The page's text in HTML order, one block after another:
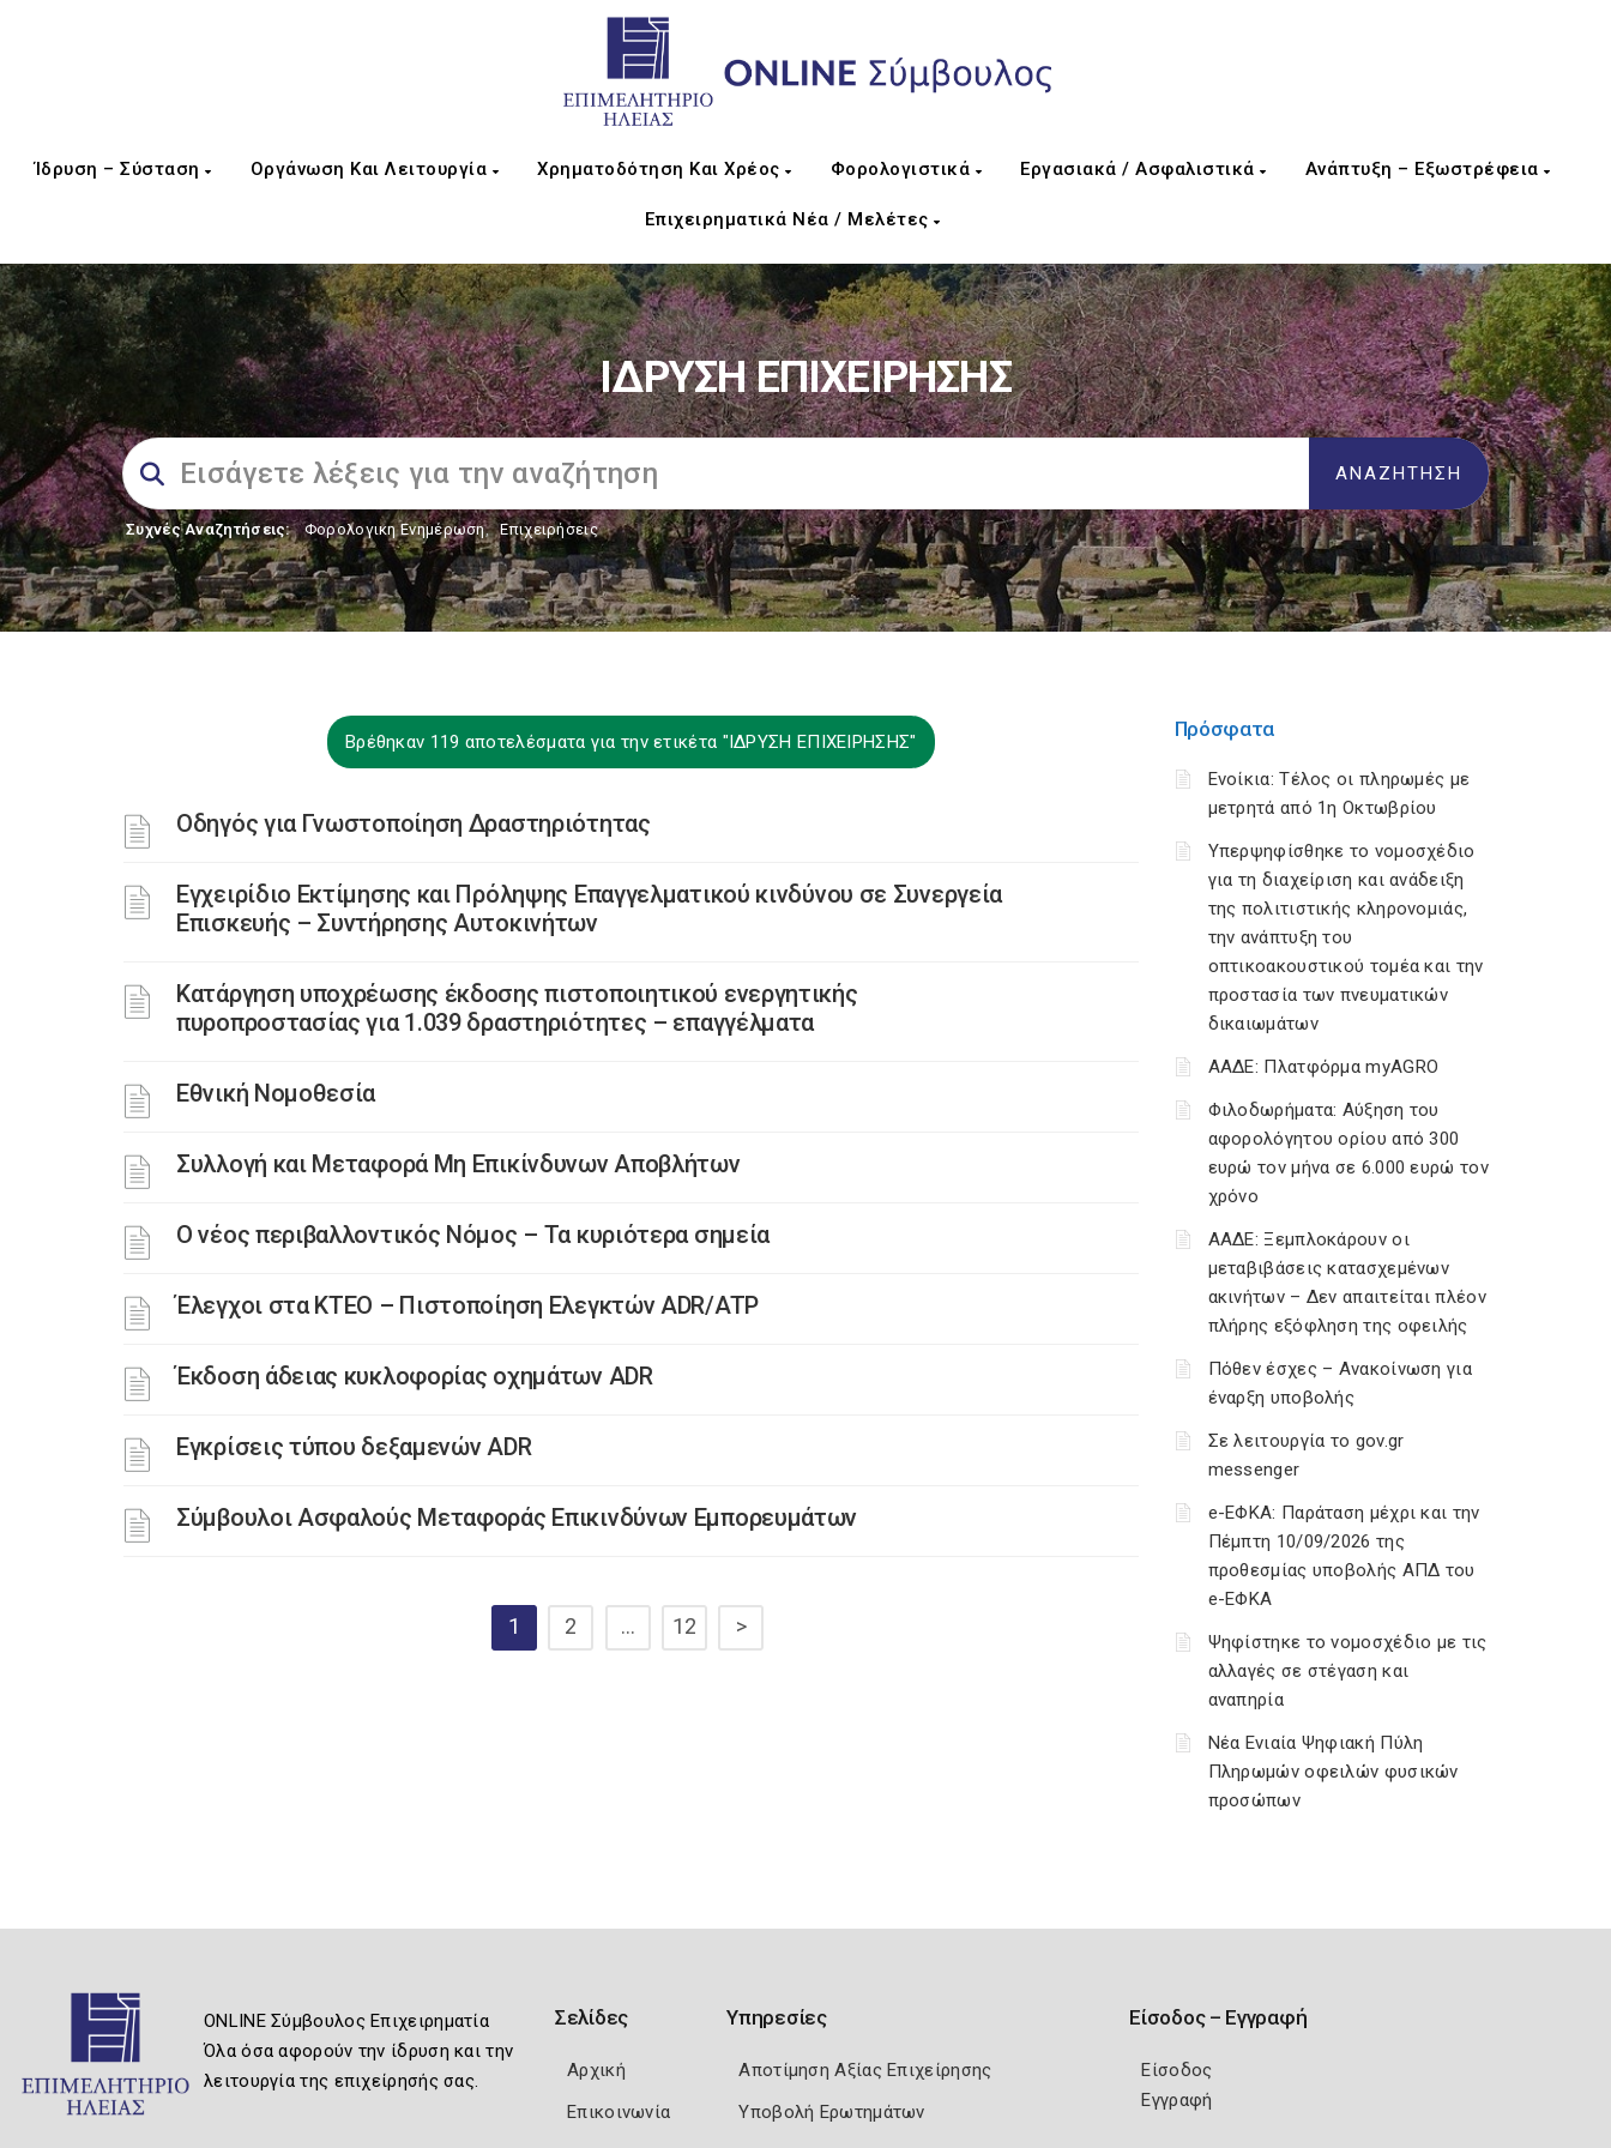
Ίδρυση – Σύσταση Οργάνωση Και Λειτουργία Χρηματοδότηση Και Χρέος Φορολογιστικά Εργασιακά / Ασφαλιστικά Ανάπτυξη – Εξωστρέφεια
Επιχειρηματικά Νέα / Μελέτες
ΙΔΡΥΣΗ ΕΠΙΧΕΙΡΗΣΗΣ
Συχνές Αναζητήσεις: Φορολογικη Ενημέρωση, Επιχειρήσεις
Βρέθηκαν 119 αποτελέσματα για την ετικέτα "ΙΔΡΥΣΗ ΕΠΙΧΕΙΡΗΣΗΣ"
Οδηγός για Γνωστοποίηση Δραστηριότητας
Εγχειρίδιο Εκτίμησης και Πρόληψης Επαγγελματικού κινδύνου σε Συνεργεία
Επισκευής – Συντήρησης Αυτοκινήτων
Κατάργηση υποχρέωσης έκδοσης πιστοποιητικού ενεργητικής
πυροπροστασίας για 1.039 δραστηριότητες – επαγγέλματα
Εθνική Νομοθεσία
Συλλογή και Μεταφορά Μη Επικίνδυνων Αποβλήτων
Ο νέος περιβαλλοντικός Νόμος – Τα κυριότερα σημεία
Έλεγχοι στα ΚΤΕΟ – Πιστοποίηση Ελεγκτών ADR/ATP
Έκδοση άδειας κυκλοφορίας οχημάτων ADR
Εγκρίσεις τύπου δεξαμενών ADR
Σύμβουλοι Ασφαλούς Μεταφοράς Επικινδύνων Εμπορευμάτων
1 2 … 12 >
Πρόσφατα
Ενοίκια: Τέλος οι πληρωμές με
μετρητά από 1η Οκτωβρίου
Υπερψηφίσθηκε το νομοσχέδιο
για τη διαχείριση και ανάδειξη
της πολιτιστικής κληρονομιάς,
την ανάπτυξη του
οπτικοακουστικού τομέα και την
προστασία των πνευματικών
δικαιωμάτων
ΑΑΔΕ: Πλατφόρμα myAGRO
Φιλοδωρήματα: Αύξηση του
αφορολόγητου ορίου από 300
ευρώ τον μήνα σε 6.000 ευρώ τον
χρόνο
ΑΑΔΕ: Ξεμπλοκάρουν οι
μεταβιβάσεις κατασχεμένων
ακινήτων – Δεν απαιτείται πλέον
πλήρης εξόφληση της οφειλής
Πόθεν έσχες – Ανακοίνωση για
έναρξη υποβολής
Σε λειτουργία το gov.gr
messenger
e-ΕΦΚΑ: Παράταση μέχρι και την
Πέμπτη 10/09/2026 της
προθεσμίας υποβολής ΑΠΔ του
e-ΕΦΚΑ
Ψηφίστηκε το νομοσχέδιο με τις
αλλαγές σε στέγαση και
αναπηρία
Νέα Ενιαία Ψηφιακή Πύλη
Πληρωμών οφειλών φυσικών
προσώπων
ONLINE Σύμβουλος Επιχειρηματία
Όλα όσα αφορούν την ίδρυση και την
λειτουργία της επιχείρησής σας.
Σελίδες
Αρχική
Επικοινωνία
Υπηρεσίες
Αποτίμηση Αξίας Επιχείρησης
Υποβολή Ερωτημάτων
Είσοδος – Εγγραφή
Είσοδος
Εγγραφή